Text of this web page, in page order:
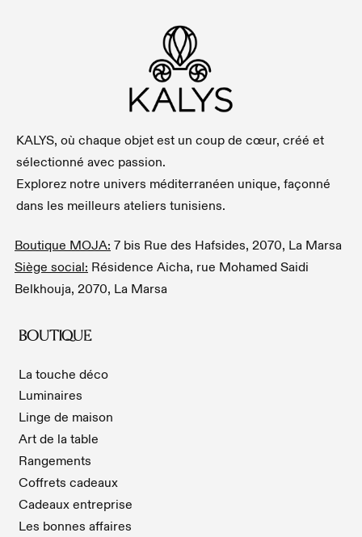
KALYS, où chaque objet est un coup de cœur, créé et
sélectionné avec passion.
Explorez notre univers méditerranéen unique, façonné
dans les meilleurs ateliers tunisiens.
Boutique MOJA: 7 bis Rue des Hafsides, 2070, La Marsa
Siège social: Résidence Aicha, rue Mohamed Saidi
Belkhouja, 2070, La Marsa
BOUTIQUE
La touche déco
Luminaires
Linge de maison
Art de la table
Rangements
Coffrets cadeaux
Cadeaux entreprise
Les bonnes affaires